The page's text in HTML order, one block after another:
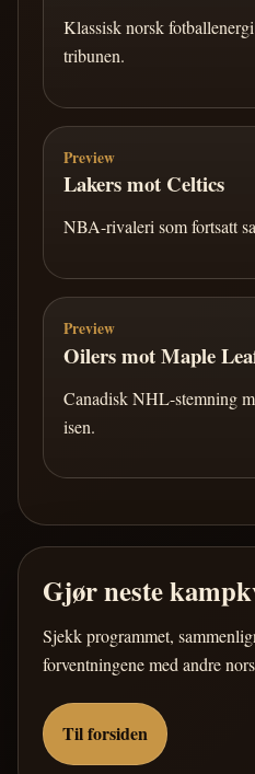
Klassisk norsk
tribunen.
Preview
Lakers mot Celtics
NBA-rivaleri som fortsatt
Preview
Oilers mot Maple
Canadisk NHL-stemning
isen.
Gjør neste
Sjekk programmet,
forventningene med andre
Til forsiden